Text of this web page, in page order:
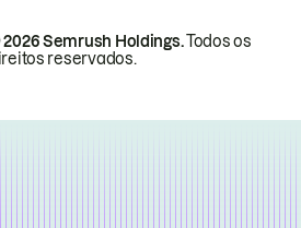
Semrush Holdings.Todos os
reservados.